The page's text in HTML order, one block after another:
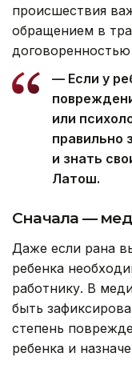
происшествия
обращением в
— Если у
или
правильно
и знать
Латош.
Сначала —
Даже если рана
ребенка
работнику. В
быть
степень
ребенка и